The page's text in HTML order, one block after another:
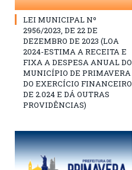
LEI MUNICIPAL Nº
2956/2023, DE 22 DE
DEZEMBRO DE 2023 (LOA
2024-ESTIMA A RECEITA E
FIXA A DESPESA ANUAL DO
MUNICÍPIO DE PRIMAVERA
DO EXERCÍCIO FINANCEIRO
DE 2.024 E DÁ OUTRAS
PROVIDÊNCIAS)